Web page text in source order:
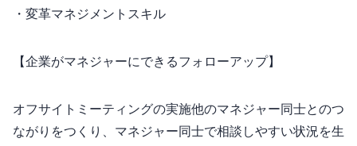
・変革マネジメントスキル
【企業がマネジャーにできるフォローアップ】
オフサイトミーティングの実施: 他のマネジャー同士とのつ
ながりをつくり、マネジャー同士で相談しやすい状況を生